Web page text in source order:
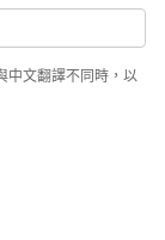
中文翻譯不同時，以